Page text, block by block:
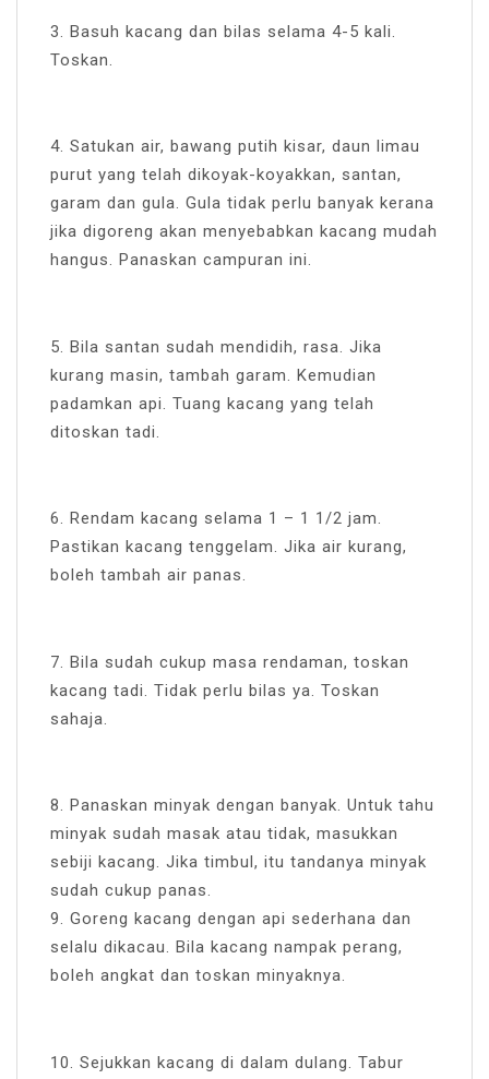
3. Basuh kacang dan bilas selama 4-5 kali.
Toskan.
4. Satukan air, bawang putih kisar, daun limau
purut yang telah dikoyak-koyakkan, santan,
garam dan gula. Gula tidak perlu banyak kerana
jika digoreng akan menyebabkan kacang mudah
hangus. Panaskan campuran ini.
5. Bila santan sudah mendidih, rasa. Jika
kurang masin, tambah garam. Kemudian
padamkan api. Tuang kacang yang telah
ditoskan tadi.
6. Rendam kacang selama 1 – 1 1/2 jam.
Pastikan kacang tenggelam. Jika air kurang,
boleh tambah air panas.
7. Bila sudah cukup masa rendaman, toskan
kacang tadi. Tidak perlu bilas ya. Toskan
sahaja.
8. Panaskan minyak dengan banyak. Untuk tahu
minyak sudah masak atau tidak, masukkan
sebiji kacang. Jika timbul, itu tandanya minyak
sudah cukup panas.
9. Goreng kacang dengan api sederhana dan
selalu dikacau. Bila kacang nampak perang,
boleh angkat dan toskan minyaknya.
10. Sejukkan kacang di dalam dulang. Tabur